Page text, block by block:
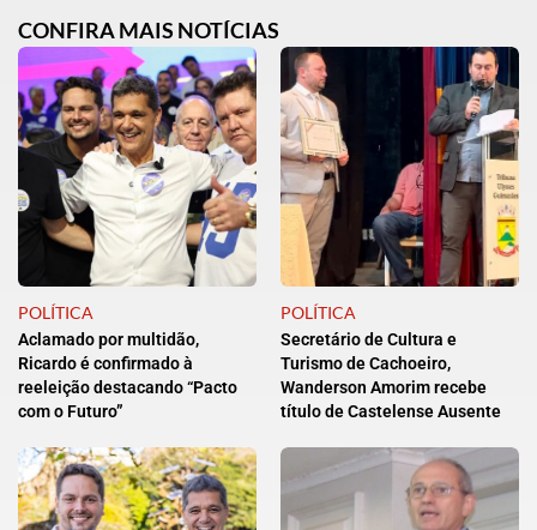
CONFIRA MAIS NOTÍCIAS
POLÍTICA
Aclamado por multidão,
Ricardo é confirmado à
reeleição destacando “Pacto
com o Futuro”
POLÍTICA
Secretário de Cultura e
Turismo de Cachoeiro,
Wanderson Amorim recebe
título de Castelense Ausente